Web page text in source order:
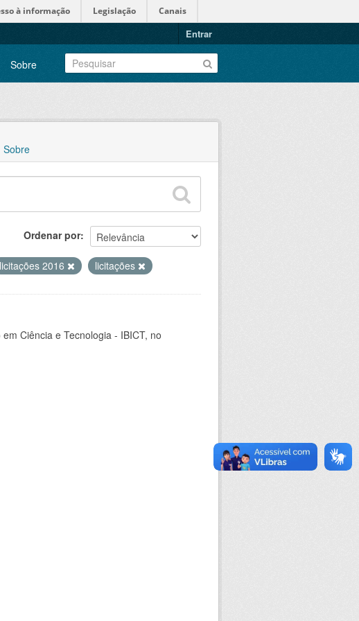
à informação Legislação Canais
Entrar
Sobre
Sobre
Ordenar por
licitações 2016 licitações
Ciência e Tecnologia - IBICT, no